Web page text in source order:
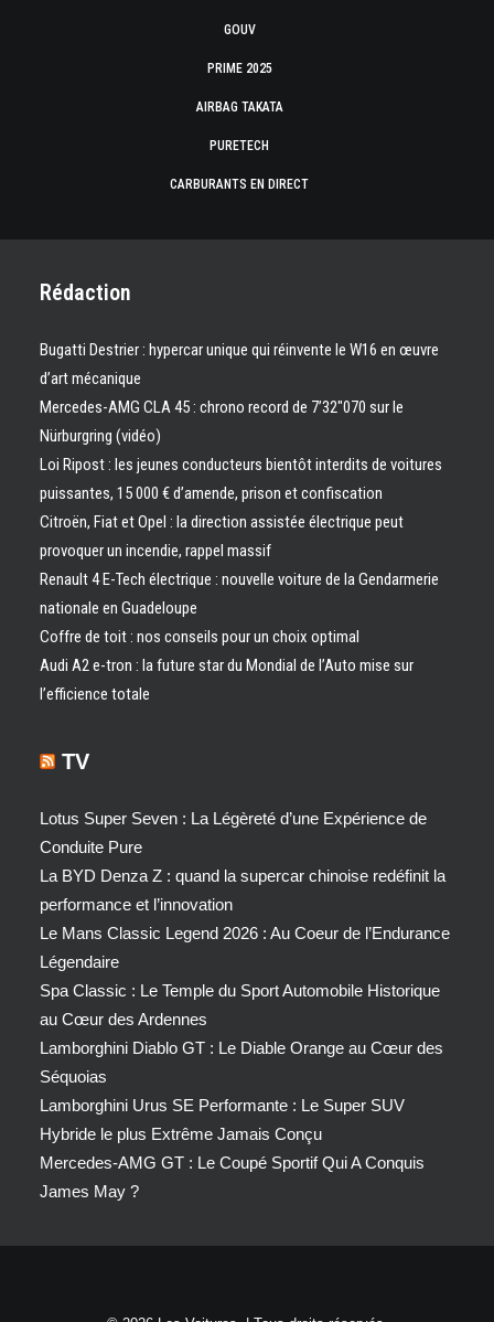
GOUV
PRIME 2025
AIRBAG TAKATA
PURETECH
CARBURANTS EN DIRECT
Rédaction
Bugatti Destrier : hypercar unique qui réinvente le W16 en œuvre
d’art mécanique
Mercedes-AMG CLA 45 : chrono record de 7’32″070 sur le
Nürburgring (vidéo)
Loi Ripost : les jeunes conducteurs bientôt interdits de voitures
puissantes, 15 000 € d’amende, prison et confiscation
Citroën, Fiat et Opel : la direction assistée électrique peut
provoquer un incendie, rappel massif
Renault 4 E-Tech électrique : nouvelle voiture de la Gendarmerie
nationale en Guadeloupe
Coffre de toit : nos conseils pour un choix optimal
Audi A2 e-tron : la future star du Mondial de l’Auto mise sur
l’efficience totale
TV
Lotus Super Seven : La Légèreté d’une Expérience de
Conduite Pure
La BYD Denza Z : quand la supercar chinoise redéfinit la
performance et l’innovation
Le Mans Classic Legend 2026 : Au Coeur de l’Endurance
Légendaire
Spa Classic : Le Temple du Sport Automobile Historique
au Cœur des Ardennes
Lamborghini Diablo GT : Le Diable Orange au Cœur des
Séquoias
Lamborghini Urus SE Performante : Le Super SUV
Hybride le plus Extrême Jamais Conçu
Mercedes-AMG GT : Le Coupé Sportif Qui A Conquis
James May ?